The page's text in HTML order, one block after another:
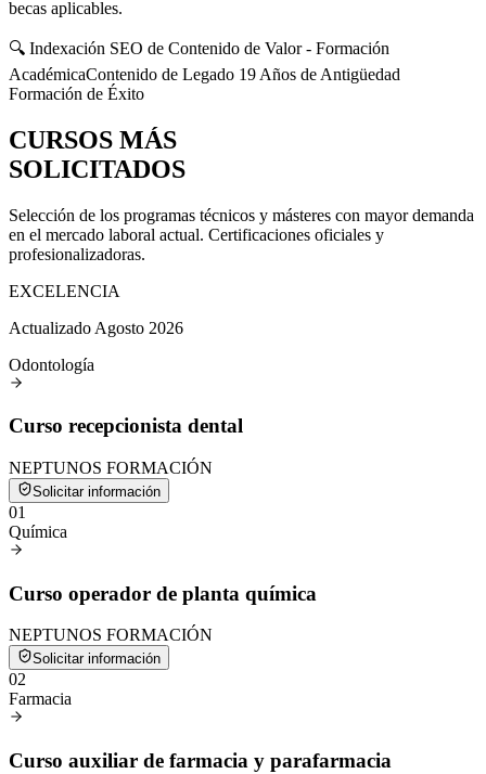
becas aplicables.
🔍 Indexación SEO de Contenido de Valor - Formación
AcadémicaContenido de Legado 19 Años de Antigüedad
Formación de Éxito
CURSOS MÁS
SOLICITADOS
Selección de los programas técnicos y másteres con mayor demanda
en el mercado laboral actual. Certificaciones oficiales y
profesionalizadoras.
EXCELENCIA
Actualizado Agosto 2026
Odontología
Curso recepcionista dental
NEPTUNOS FORMACIÓN
Solicitar información
01
Química
Curso operador de planta química
NEPTUNOS FORMACIÓN
Solicitar información
02
Farmacia
Curso auxiliar de farmacia y parafarmacia